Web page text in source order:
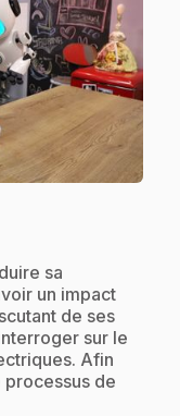
sa
un impact
de ses
sur le
Afin
processus de